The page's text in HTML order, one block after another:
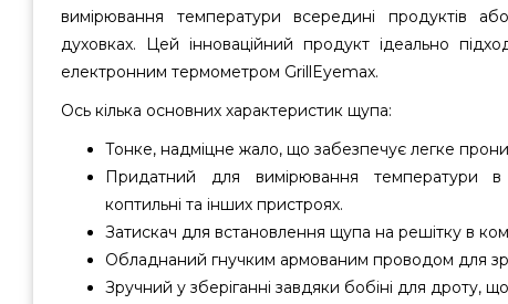
вимірювання температури всередині продуктів
духовках. Цей інноваційний продукт ідеально
електронним термометром GrillEyemax.
Ось кілька основних характеристик щупа:
Тонке, надміцне жало, що забезпечує легке
Придатний для вимірювання температури в
коптильні та інших пристроях.
Затискач для встановлення щупа на решітку в
Обладнаний гнучким армованим проводом для
Зручний у зберіганні завдяки бобіні для дроту,